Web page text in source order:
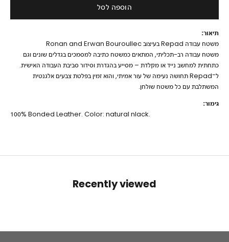
הוספה לסל
תיאור:
משטח עבודה Repad בעיצוב Ronan and Erwan Bouroullec
משטח עבודה רב-תכליתי, המתאים כמשטח כתיבה למסמכים בגדלים שונים וגם
כתחתית למחשב נייד או מקלדת – מסייע בהגדרת וסידור סביבת העבודה האישית.
ל־Repad תחושה נעימה של עור אמיתי, והוא זמין בפלטת צבעים אלגנטית
המשתלבת עם כל משטח שולחן.
גימור:
100% Bonded Leather. Color: natural nlack.
Recently viewed